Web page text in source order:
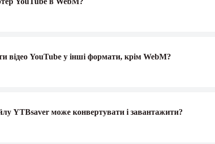
відео YouTube у інші формати, крім WebM?
YTBsaver може конвертувати і завантажити?